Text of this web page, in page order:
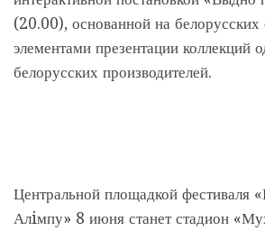
(20.00), основанной на белорусских
элементами презентации коллекций
белорусских производителей.
Центральной площадкой фестиваля
Алiмпу» 8 июня станет стадион